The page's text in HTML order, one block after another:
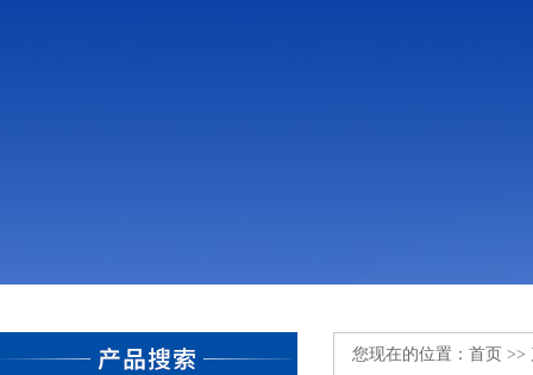
您现在的位置： 首页 >>